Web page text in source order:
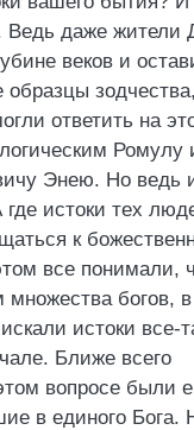
Ведь даже жители
веков и
ответить на
Ромулу
Энею. Но ведь
истоки тех
к
все понимали,
множества богов,
истоки все-
Ближе всего
вопросе были
в единого Бога.